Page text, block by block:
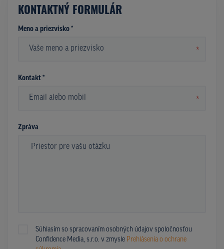
KONTAKTNÝ FORMULÁR
Meno a priezvisko *
*
Kontakt *
*
Zpráva
Súhlasím so spracovaním osobných údajov spoločnosťou
Confidence Media, s.r.o. v zmysle Prehlásenia o ochrane